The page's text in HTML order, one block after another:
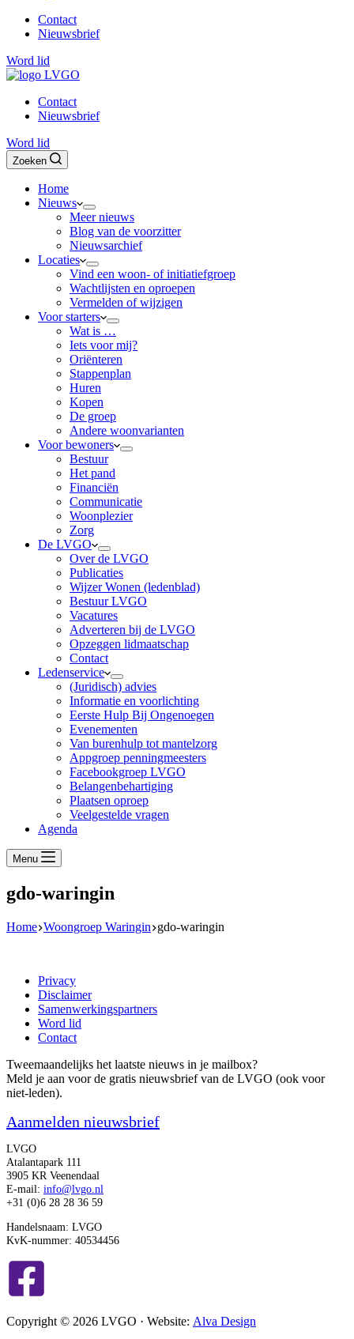
Contact
Nieuwsbrief
Word lid
Contact
Nieuwsbrief
Word lid
Zoeken
Home
Nieuws
Meer nieuws
Blog van de voorzitter
Nieuwsarchief
Locaties
Vind een woon- of initiatiefgroep
Wachtlijsten en oproepen
Vermelden of wijzigen
Voor starters
Wat is …
Iets voor mij?
Oriënteren
Stappenplan
Huren
Kopen
De groep
Andere woonvarianten
Voor bewoners
Bestuur
Het pand
Financiën
Communicatie
Woonplezier
Zorg
De LVGO
Over de LVGO
Publicaties
Wijzer Wonen (ledenblad)
Bestuur LVGO
Vacatures
Adverteren bij de LVGO
Opzeggen lidmaatschap
Contact
Ledenservice
(Juridisch) advies
Informatie en voorlichting
Eerste Hulp Bij Ongenoegen
Evenementen
Van burenhulp tot mantelzorg
Appgroep penningmeesters
Facebookgroep LVGO
Belangenbehartiging
Plaatsen oproep
Veelgestelde vragen
Agenda
Menu
gdo-waringin
Home Woongroep Waringin gdo-waringin
Privacy
Disclaimer
Samenwerkingspartners
Word lid
Contact
Tweemaandelijks het laatste nieuws in je mailbox?
Meld je aan voor de gratis nieuwsbrief van de LVGO (ook voor
niet-leden).
Aanmelden nieuwsbrief
LVGO
Atalantapark 111
3905 KR Veenendaal
E-mail: info@lvgo.nl
+31 (0)6 28 28 36 59
Handelsnaam: LVGO
KvK-nummer: 40534456
Copyright © 2026 LVGO · Website: Alva Design